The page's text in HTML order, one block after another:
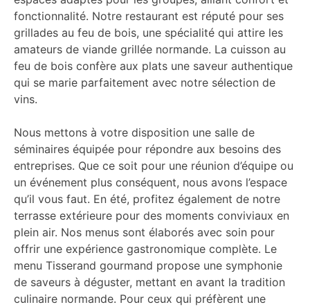
fonctionnalité. Notre restaurant est réputé pour ses
grillades au feu de bois, une spécialité qui attire les
amateurs de viande grillée normande. La cuisson au
feu de bois confère aux plats une saveur authentique
qui se marie parfaitement avec notre sélection de
vins.
Nous mettons à votre disposition une salle de
séminaires équipée pour répondre aux besoins des
entreprises. Que ce soit pour une réunion d’équipe ou
un événement plus conséquent, nous avons l’espace
qu’il vous faut. En été, profitez également de notre
terrasse extérieure pour des moments conviviaux en
plein air. Nos menus sont élaborés avec soin pour
offrir une expérience gastronomique complète. Le
menu Tisserand gourmand propose une symphonie
de saveurs à déguster, mettant en avant la tradition
culinaire normande. Pour ceux qui préfèrent une